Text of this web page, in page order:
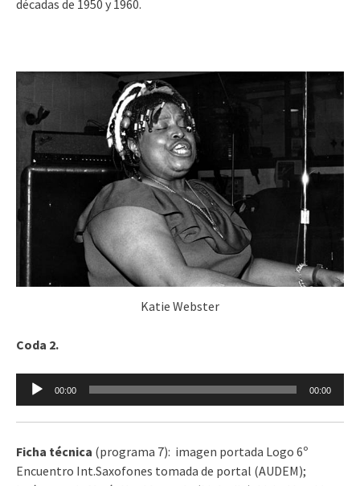
décadas de 1950 y 1960.
Katie Webster
Coda 2.
Reproductor
de
audio
00:00 00:00
Ficha técnica (programa 7): imagen portada Logo 6º
Encuentro Int.Saxofones tomada de portal (AUDEM);